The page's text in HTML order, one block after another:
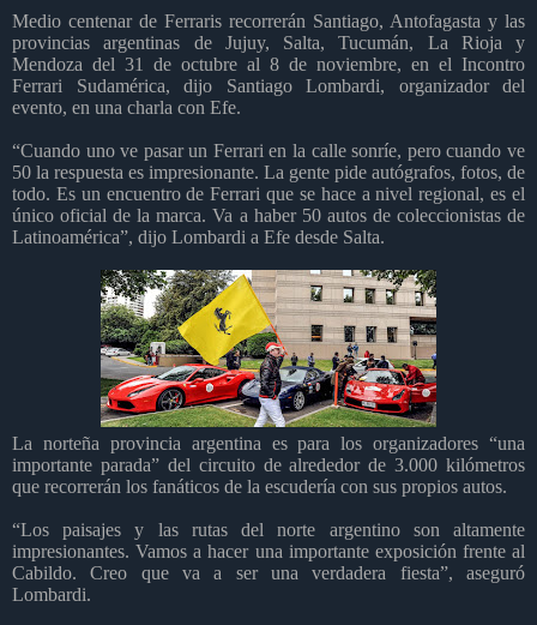
Medio centenar de Ferraris recorrerán Santiago, Antofagasta y las
provincias argentinas de Jujuy, Salta, Tucumán, La Rioja y
Mendoza del 31 de octubre al 8 de noviembre, en el Incontro
Ferrari Sudamérica, dijo Santiago Lombardi, organizador del
evento, en una charla con Efe.
“Cuando uno ve pasar un Ferrari en la calle sonríe, pero cuando ve
50 la respuesta es impresionante. La gente pide autógrafos, fotos, de
todo. Es un encuentro de Ferrari que se hace a nivel regional, es el
único oficial de la marca. Va a haber 50 autos de coleccionistas de
Latinoamérica”, dijo Lombardi a Efe desde Salta.
La norteña provincia argentina es para los organizadores “una
importante parada” del circuito de alrededor de 3.000 kilómetros
que recorrerán los fanáticos de la escudería con sus propios autos.
“Los paisajes y las rutas del norte argentino son altamente
impresionantes. Vamos a hacer una importante exposición frente al
Cabildo. Creo que va a ser una verdadera fiesta”, aseguró
Lombardi.